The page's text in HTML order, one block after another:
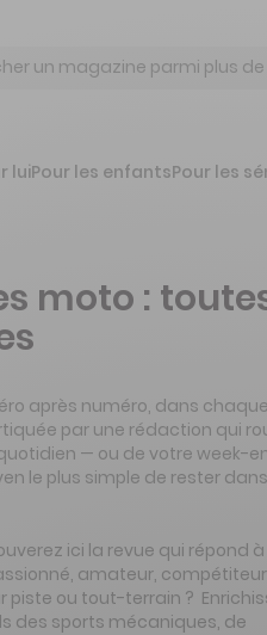
luiPour les enfantsPour les
moto :
après numéro, dans
par une rédaction qui
— ou de votre week-
le plus simple de rester
ici la revue qui répond
amateur,
piste ou tout-terrain ?
des sports mécaniques, de